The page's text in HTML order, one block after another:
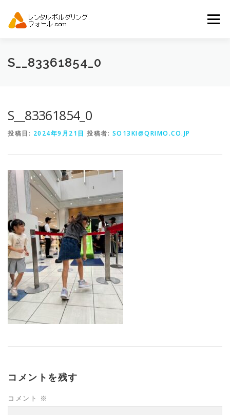
メニュー
トップ 自動見積り
S__83361854_0
S__83361854_0
投稿日: 2024年9月21日 投稿者: SO13KI@QRIMO.CO.JP
コメントを残す
コメント ※